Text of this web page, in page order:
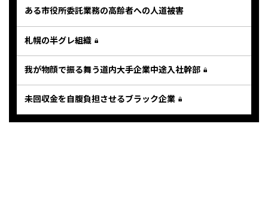
ある市役所委託業務の高齢者への人道被害
札幌の半グレ組織
我が物顔で振る舞う道内大手企業中途入社幹部
未回収金を自腹負担させるブラック企業